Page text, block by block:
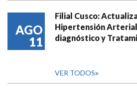
AGO
11
Filial Cusco:
Hipertensión
diagnóstico y
VER TODOS